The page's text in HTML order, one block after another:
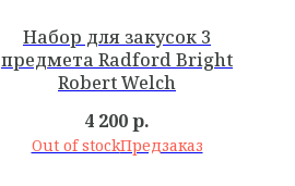
Набор для закусок 3
предмета Radford Bright
Robert Welch
4 200р.
Out of stock